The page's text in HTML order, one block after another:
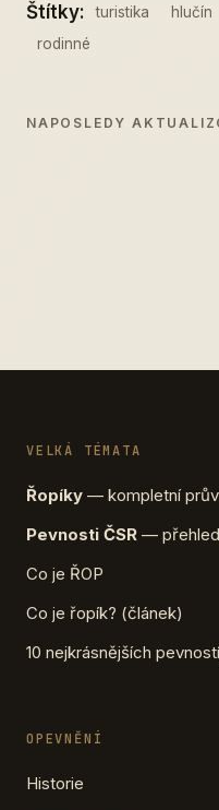
Štítky: turistika hlučín
rodinné
NAPOSLEDY
VELKÁ TÉMATA
Řopíky — kompletní
Pevnosti ČSR — přehled
Co je ŘOP
Co je řopík? (článek)
10 nejkrásnějších
OPEVNĚNÍ
Historie